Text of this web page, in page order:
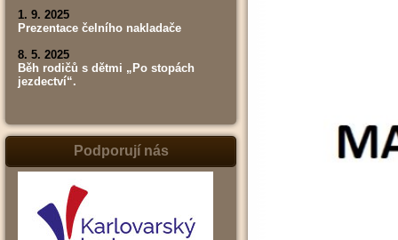
1. 9. 2025
Prezentace čelního nakladače
8. 5. 2025
Běh rodičů s dětmi „Po stopách
jezdectví“.
Podporují nás